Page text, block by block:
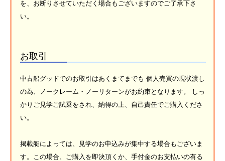
を、お断りさせていただく場合もございますのでご了承下さ
い。
お取引
中古船グッドでのお取引はあくまてまでも 個人売買の現状渡し
の為、ノークレーム・ノーリターンがお約束となります。 しっ
かりご見学ご試乗をされ、納得の上、自己責任でご購入くださ
い。
掲載艇によっては、見学のお申込みが集中する場合もございま
す。この場合、ご購入を即決頂くか、手付金のお支払いの有る